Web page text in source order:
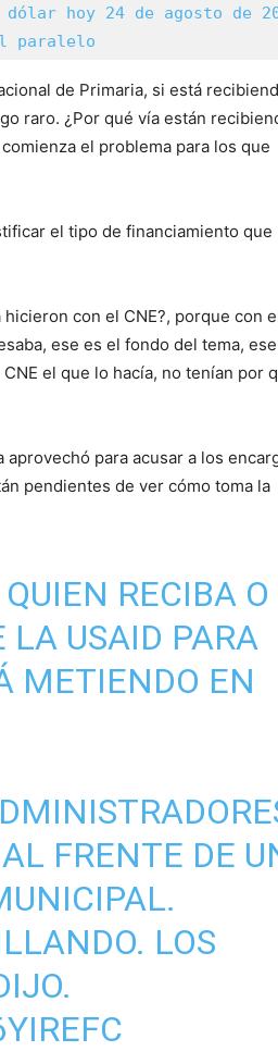
hoy 24 de agosto de
paralelo
de Primaria, si está
raro. ¿Por qué vía están
el problema para los que
el tipo de financiamiento que
con el CNE?, porque con
ese es el fondo del tema,
el que lo hacía, no tenían por
para acusar a los
pendientes de ver cómo toma la
RECIBA O
USAID PARA
METIENDO EN
FRENTE DE
LOS